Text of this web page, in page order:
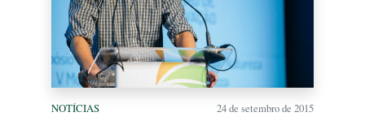
NOTÍCIAS 24 de setembro de 2015